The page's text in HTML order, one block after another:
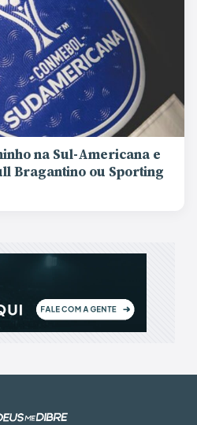
na Sul-Americana e
Bragantino ou Sporting